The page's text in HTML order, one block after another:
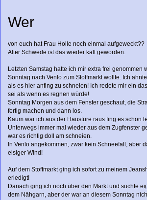
Wer
von euch hat Frau Holle noch einmal aufgeweckt??
Alter Schwede ist das wieder kalt geworden.
Letzten Samstag hatte ich mir extra frei genommen
Sonntag nach Venlo zum Stoffmarkt wollte. Ich
als es hier anfing zu schneien! Ich redete mir ein
sei als wenn es regnen würde!
Sonntag Morgen aus dem Fenster geschaut, die
fertig machen und dann los.
Kaum war ich aus der Haustüre raus fing es schon
Unterwegs immer mal wieder aus dem Zugfenster
war es richtig doll am schneien.
In Venlo angekommen, zwar kein Schneefall, aber
eisiger Wind!
Auf dem Stoffmarkt ging ich sofort zu meinem
erledigt!
Danach ging ich noch über den Markt und suchte
dem Nähgarn, aber der war an diesem Sonntag